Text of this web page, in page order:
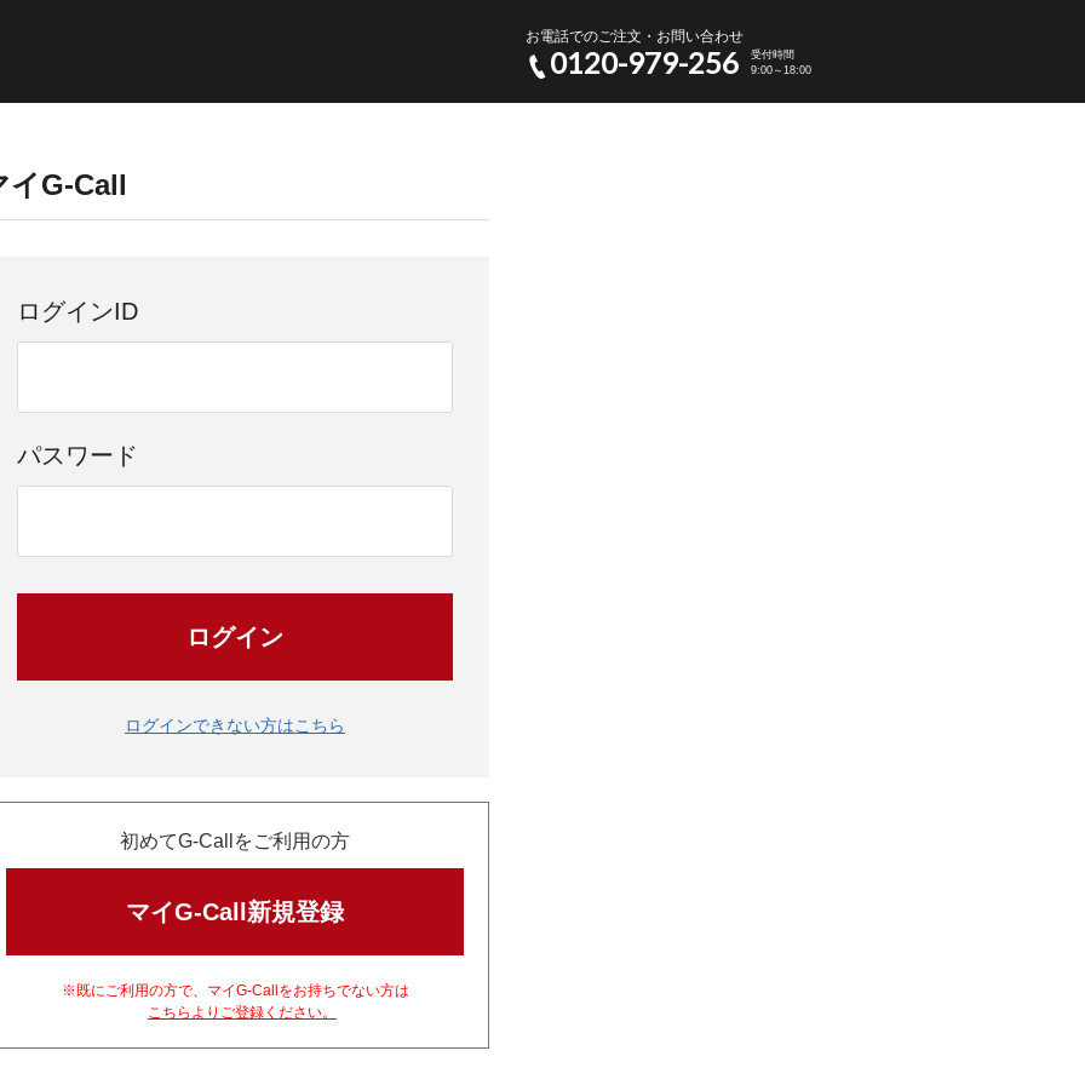
お電話でのご注文・お問い合わせ
0120-979-256
受付時間
9:00～18:00
イG-Call
ログインID
パスワード
ログイン
ログインできない方はこちら
初めてG-Callをご利用の方
マイG-Call新規登録
※既にご利用の方で、マイG-Callをお持ちでない方は
こちらよりご登録ください。